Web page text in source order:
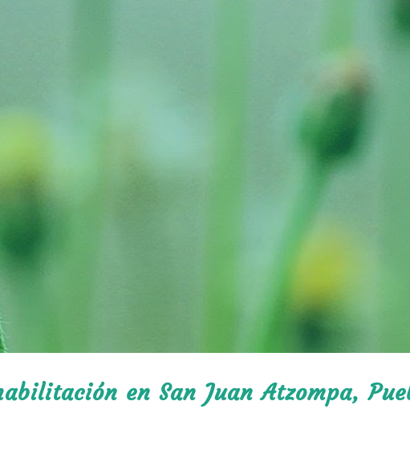
en San Juan Atzompa,